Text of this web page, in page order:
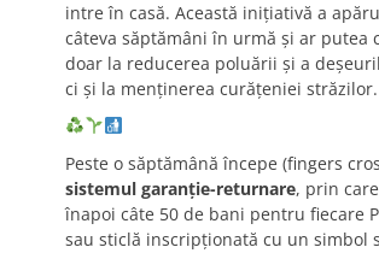
intre în casă. Această inițiativă a
câteva săptămâni în urmă și ar putea
doar la reducerea poluării și a
ci și la menținerea curățeniei
Peste o săptămână începe (fingers
sistemul garanție-returnare, prin
înapoi câte 50 de bani pentru fiecare
sau sticlă inscripționată cu un simbol